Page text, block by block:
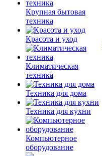
Крупная бытовая
техника
Красота и уход
Климатическая
техника
Техника для дома
Техника для кухни
Компьютерное
оборудование